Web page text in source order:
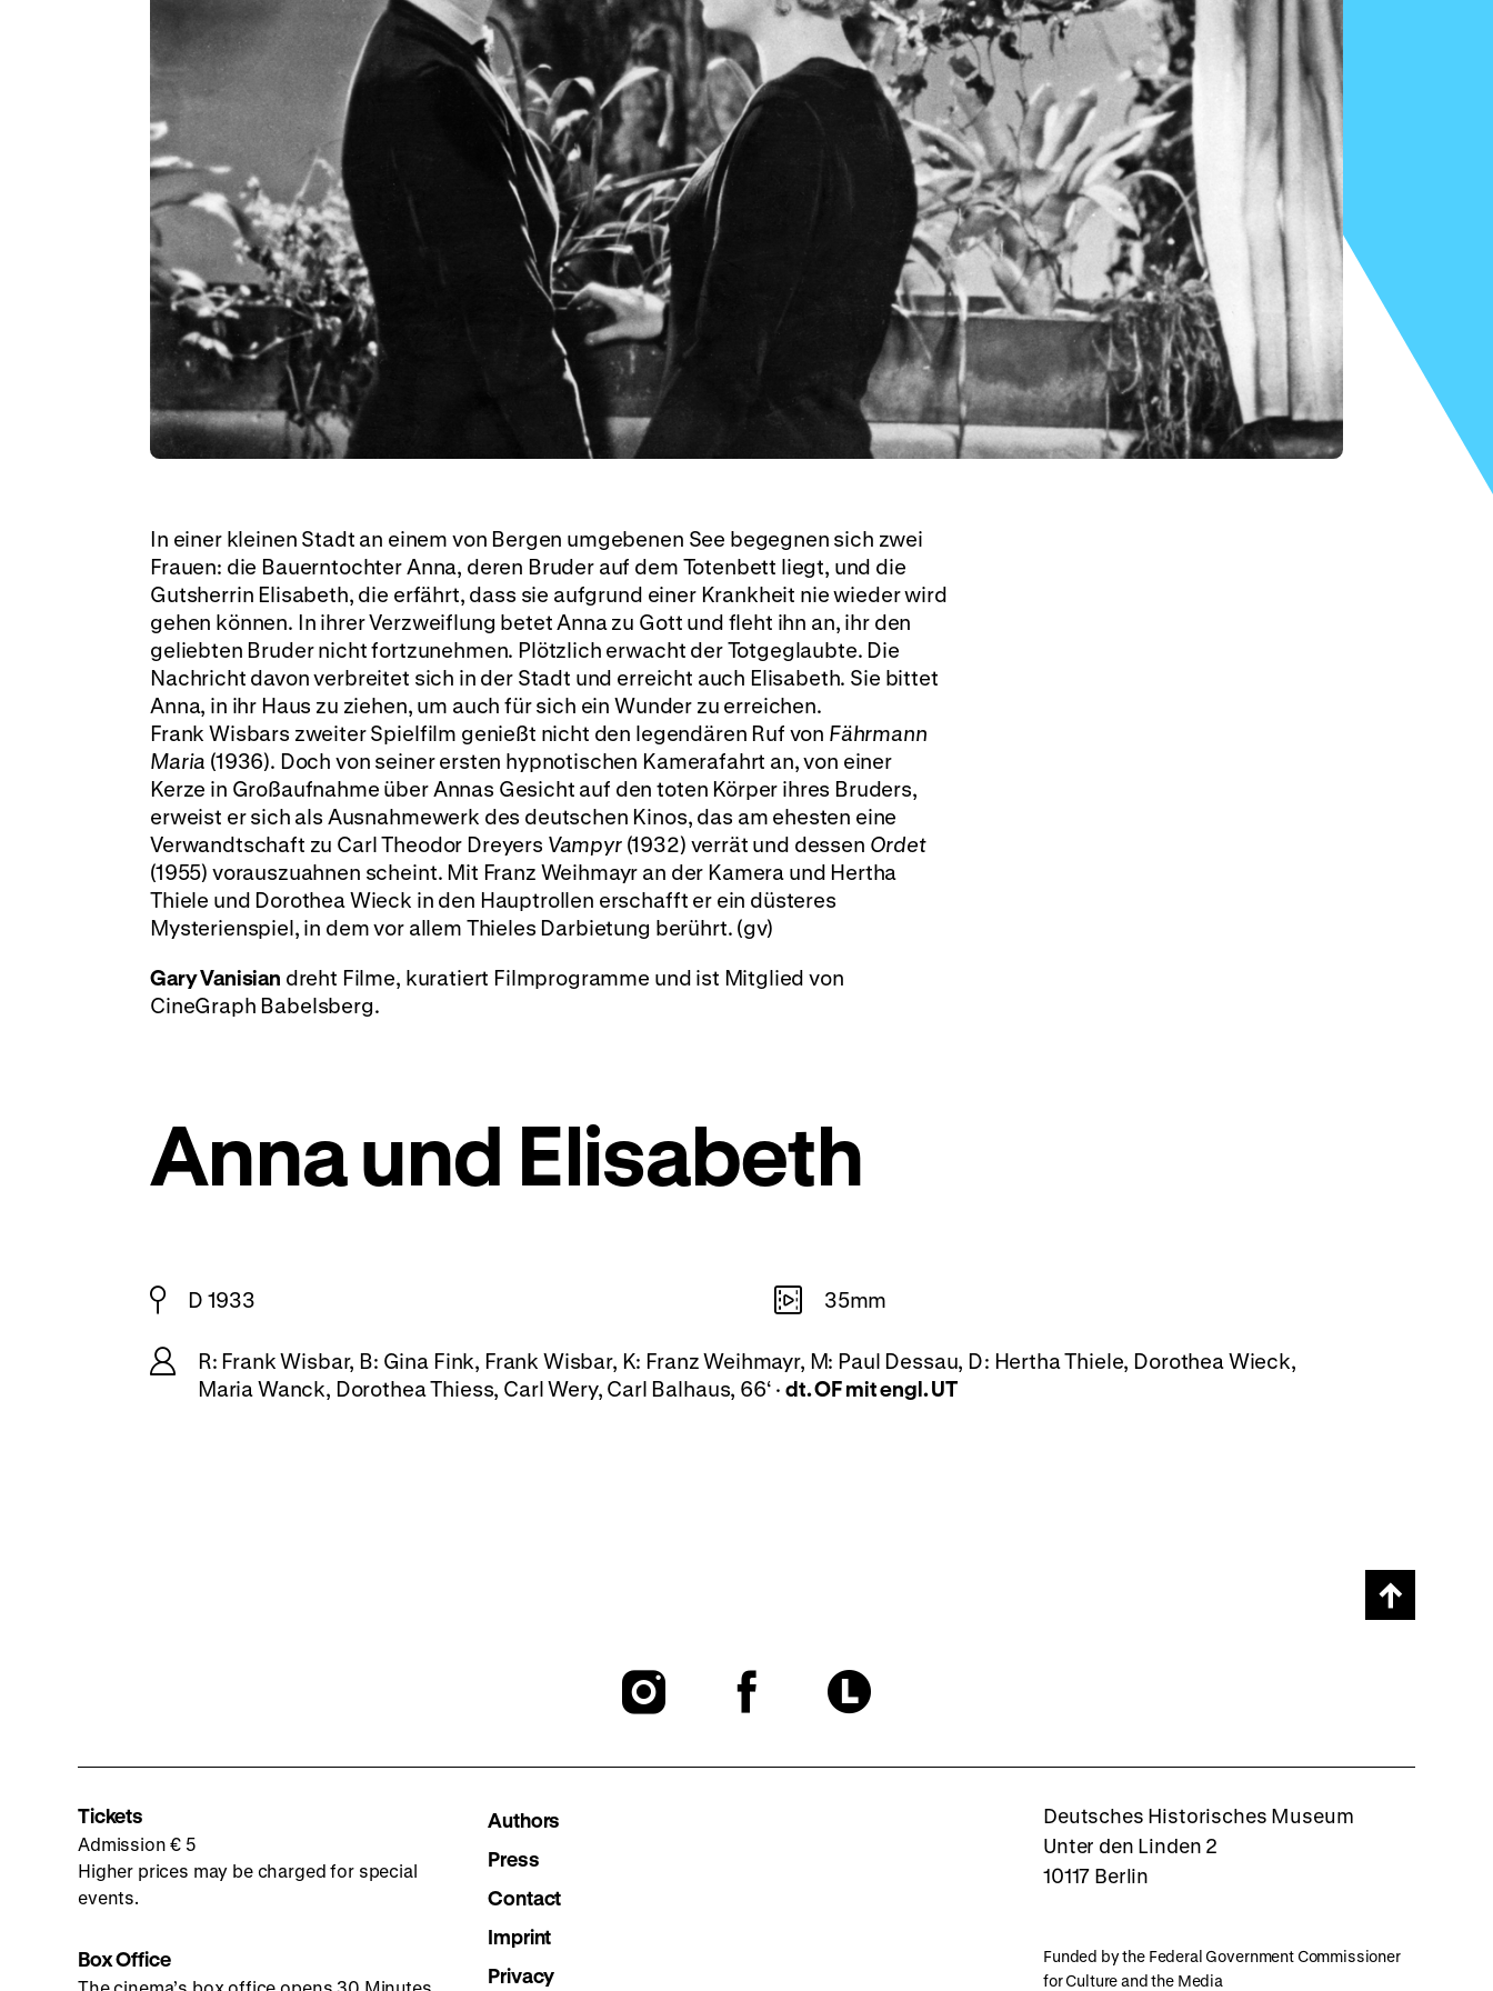
In einer kleinen Stadt an einem von Bergen umgebenen See begegnen sich zwei
Frauen: die Bauerntochter Anna, deren Bruder auf dem Totenbett liegt, und die
Gutsherrin Elisabeth, die erfährt, dass sie aufgrund einer Krankheit nie wieder wird
gehen können. In ihrer Verzweiflung betet Anna zu Gott und fleht ihn an, ihr den
geliebten Bruder nicht fortzunehmen. Plötzlich erwacht der Totgeglaubte. Die
Nachricht davon verbreitet sich in der Stadt und erreicht auch Elisabeth. Sie bittet
Anna, in ihr Haus zu ziehen, um auch für sich ein Wunder zu erreichen.
Frank Wisbars zweiter Spielfilm genießt nicht den legendären Ruf von Fährmann
Maria (1936). Doch von seiner ersten hypnotischen Kamerafahrt an, von einer
Kerze in Großaufnahme über Annas Gesicht auf den toten Körper ihres Bruders,
erweist er sich als Ausnahmewerk des deutschen Kinos, das am ehesten eine
Verwandtschaft zu Carl Theodor Dreyers Vampyr(1932) verrät und dessen Ordet
(1955) vorauszuahnen scheint. Mit Franz Weihmayr an der Kamera und Hertha
Thiele und Dorothea Wieck in den Hauptrollen erschafft er ein düsteres
Mysterienspiel, in dem vor allem Thieles Darbietung berührt. (gv)
Gary Vanisian dreht Filme, kuratiert Filmprogramme und ist Mitglied von
CineGraph Babelsberg.
Anna und Elisabeth
D 1933 35mm
R: Frank Wisbar, B: Gina Fink, Frank Wisbar, K: Franz Weihmayr, M: Paul Dessau, D: Hertha Thiele, Dorothea Wieck,
Maria Wanck, Dorothea Thiess, Carl Wery, Carl Balhaus, 66‘ ·dt. OF mit engl. UT
Scroll
page
To
To
To
Letterboxd
Tickets
Admission € 5
Higher prices may be charged for special
events.
Box Office
Authors
Press
Contact
Imprint
Privacy
Deutsches Historisches Museum
Unter den Linden 2
10117 Berlin
Funded by the Federal Government Commissioner
for Culture and the Media